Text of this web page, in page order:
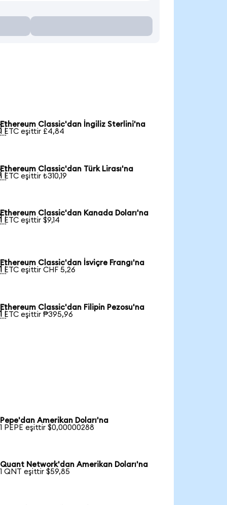
Ethereum Classic'dan İngiliz Sterlini'na
1 ETC eşittir £4,84
Ethereum Classic'dan Türk Lirası'na
1 ETC eşittir ₺310,19
Ethereum Classic'dan Kanada Doları'na
1 ETC eşittir $9,14
Ethereum Classic'dan İsviçre Frangı'na
1 ETC eşittir CHF 5,26
Ethereum Classic'dan Filipin Pezosu'na
1 ETC eşittir ₱395,96
Pepe'dan Amerikan Doları'na
1 PEPE eşittir $0,00000288
Quant Network'dan Amerikan Doları'na
1 QNT eşittir $59,85